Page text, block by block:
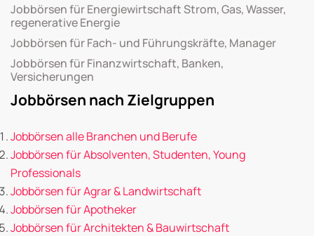
Jobbörsen für Energiewirtschaft Strom, Gas, Wasser,
regenerative Energie
Jobbörsen für Fach- und Führungskräfte, Manager
Jobbörsen für Finanzwirtschaft, Banken,
Versicherungen
Jobbörsen nach Zielgruppen
Jobbörsen alle Branchen und Berufe
Jobbörsen für Absolventen, Studenten, Young
Professionals
Jobbörsen für Agrar & Landwirtschaft
Jobbörsen für Apotheker
Jobbörsen für Architekten & Bauwirtschaft